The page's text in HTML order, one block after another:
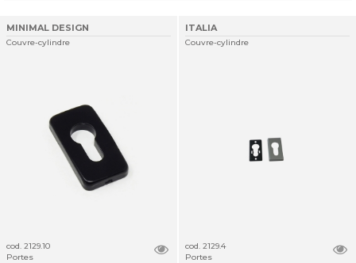
MINIMAL DESIGN
Couvre-cylindre
cod. 2129.10
Portes
ITALIA
Couvre-cylindre
cod. 2129.4
Portes